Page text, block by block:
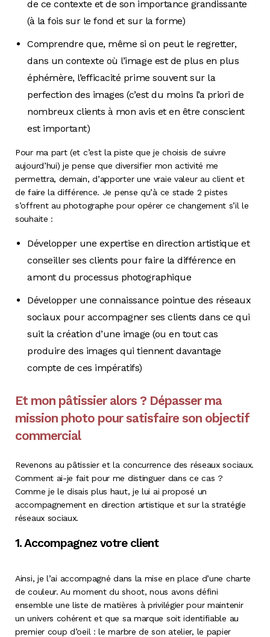
de ce contexte et de son importance grandissante
(à la fois sur le fond et sur la forme)
Comprendre que, même si on peut le regretter,
dans un contexte où l’image est de plus en plus
éphémère, l’efficacité prime souvent sur la
perfection des images (c’est du moins l’a priori de
nombreux clients à mon avis et en être conscient
est important)
Pour ma part (et c’est la piste que je choisis de suivre
aujourd’hui) je pense que diversifier mon activité me
permettra, demain, d’apporter une vraie valeur au client et
de faire la différence. Je pense qu’à ce stade 2 pistes
s’offrent au photographe pour opérer ce changement s’il le
souhaite :
Développer une expertise en direction artistique et
conseiller ses clients pour faire la différence en
amont du processus photographique
Développer une connaissance pointue des réseaux
sociaux pour accompagner ses clients dans ce qui
suit la création d’une image (ou en tout cas
produire des images qui tiennent davantage
compte de ces impératifs)
Et mon pâtissier alors ? Dépasser ma
mission photo pour satisfaire son objectif
commercial
Revenons au pâtissier et la concurrence des réseaux sociaux.
Comment ai-je fait pour me distinguer dans ce cas ?
Comme je le disais plus haut, je lui ai proposé un
accompagnement en direction artistique et sur la stratégie
réseaux sociaux.
1. Accompagnez votre client
Ainsi, je l’ai accompagné dans la mise en place d’une charte
de couleur. Au moment du shoot, nous avons défini
ensemble une liste de matières à privilégier pour maintenir
un univers cohérent et que sa marque soit identifiable au
premier coup d’oeil : le marbre de son atelier, le papier